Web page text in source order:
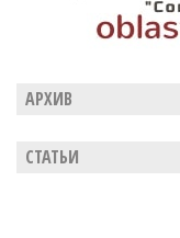
АРХИВ
СТАТЬИ